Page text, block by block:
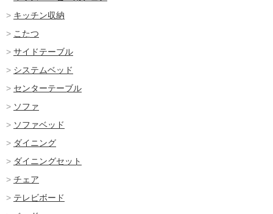
キッチン収納
こたつ
サイドテーブル
システムベッド
センターテーブル
ソファ
ソファベッド
ダイニング
ダイニングセット
チェア
テレビボード